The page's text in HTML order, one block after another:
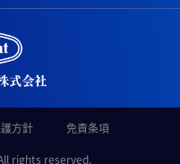
方針
免責条項
rights reserved.